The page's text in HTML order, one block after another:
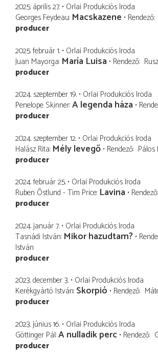
2025. április 27. Orlai Produkciós Iroda
Georges Feydeau Macskazene Rendező
producer
2025. február 1. Orlai Produkciós Iroda
Juan Mayorga María Luisa Rendező
producer
2024. szeptember 19. Orlai Produkciós Iroda
Penelope Skinner A legenda háza
producer
2024. szeptember 12. Orlai Produkciós Iroda
Halász Rita Mély levegő Rendező
producer
2024. február 25. Orlai Produkciós Iroda
Ruben Östlund - Tim Price Lavina Rendező
producer
2024. január 7. Orlai Produkciós Iroda
Tasnádi István Mikor hazudtam?
István
producer
2023. december 3. Orlai Produkciós Iroda
Kerékgyártó István Skorpió Rendező
producer
2023. június 16. Orlai Produkciós Iroda
Göttinger Pál A nulladik perc Rendező
producer